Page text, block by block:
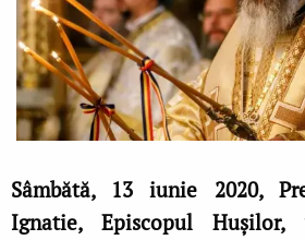
Sâmbătă, 13 iunie 2020,
Ignatie, Episcopul